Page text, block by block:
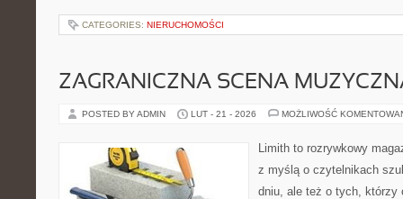
CATEGORIES: NIERUCHOMOŚCI
ZAGRANICZNA SCENA
POSTED BY ADMIN LUT - 21 - 2026 MOŻLIWOŚĆ
Limith to rozrywkowy
z myślą o czytelnikach
dniu, ale też o tych, którzy